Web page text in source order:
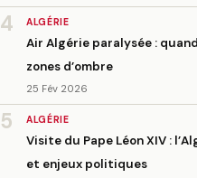
4 ALGÉRIE
Air Algérie paralysée :
zones d’ombre
25 Fév 2026
5 ALGÉRIE
Visite du Pape Léon XIV :
et enjeux politiques